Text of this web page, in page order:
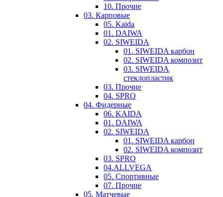
10. Прочие
03. Карповые
05. Kaida
01. DAIWA
02. SIWEIDA
01. SIWEIDA карбон
02. SIWEIDA композит
03. SIWEIDA
стеклопластик
03. Прочие
04. SPRO
04. Фидерные
06. KAIDA
01. DAIWA
02. SIWEIDA
01. SIWEIDA карбон
02. SIWEIDA композит
03. SPRO
04.ALLVEGA
05. Спортивные
07. Прочие
05. Матчевые